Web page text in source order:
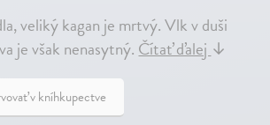
veliký kagan je mrtvý. Vlk v duši
je však nenasytný.Čítať ďalej↓
v kníhkupectve